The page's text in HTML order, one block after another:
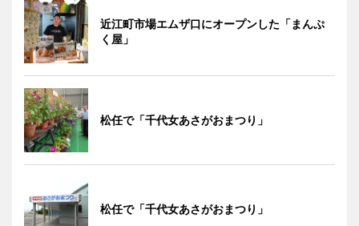
近江町市場エムザ口にオープンした「まんぷ
く屋」
松任で「千代女あさがおまつり」
松任で「千代女あさがおまつり」